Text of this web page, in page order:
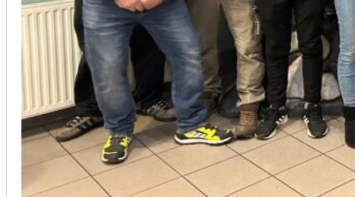
In der Regel empfehlen wir eine Wartung mindestens einmal
Du suchst einen zukunftssicheren Arbeitsplatz? Bei Schicker Technik
erwarten dich spannende Projekte, ein freundliches Team und beste
Entwicklungsmöglichkeiten.
Wir bieten dir: